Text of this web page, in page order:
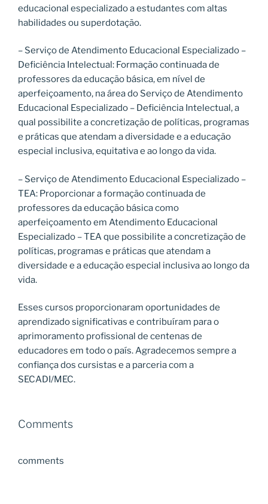
educacional especializado a estudantes com altas
habilidades ou superdotação.
– Serviço de Atendimento Educacional Especializado –
Deficiência Intelectual: Formação continuada de
professores da educação básica, em nível de
aperfeiçoamento, na área do Serviço de Atendimento
Educacional Especializado – Deficiência Intelectual, a
qual possibilite a concretização de políticas, programas
e práticas que atendam a diversidade e a educação
especial inclusiva, equitativa e ao longo da vida.
– Serviço de Atendimento Educacional Especializado –
TEA: Proporcionar a formação continuada de
professores da educação básica como
aperfeiçoamento em Atendimento Educacional
Especializado – TEA que possibilite a concretização de
políticas, programas e práticas que atendam a
diversidade e a educação especial inclusiva ao longo da
vida.
Esses cursos proporcionaram oportunidades de
aprendizado significativas e contribuíram para o
aprimoramento profissional de centenas de
educadores em todo o país. Agradecemos sempre a
confiança dos cursistas e a parceria com a
SECADI/MEC.
Comments
comments